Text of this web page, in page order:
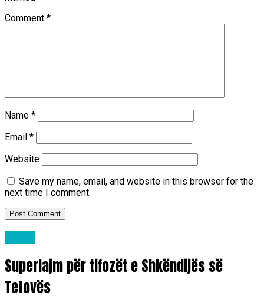
Comment *
Name *
Email *
Website
Save my name, email, and website in this browser for the
next time I comment.
Superlajm për tifozët e Shkëndijës së
Tetovës